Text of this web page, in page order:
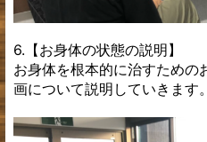
6.【お身体の状態の説明】
お身体を根本的に治すための
画について説明していきます。